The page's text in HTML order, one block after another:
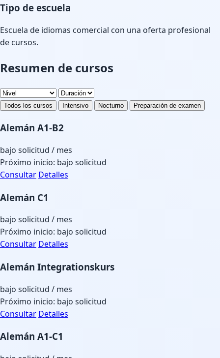
Tipo de escuela
Escuela de idiomas comercial con una oferta profesional
de cursos.
Resumen de cursos
Todos los cursos Intensivo Nocturno Preparación de examen
Alemán A1-B2
bajo solicitud / mes
Próximo inicio: bajo solicitud
Consultar Detalles
Alemán C1
bajo solicitud / mes
Próximo inicio: bajo solicitud
Consultar Detalles
Alemán Integrationskurs
bajo solicitud / mes
Próximo inicio: bajo solicitud
Consultar Detalles
Alemán A1-C1